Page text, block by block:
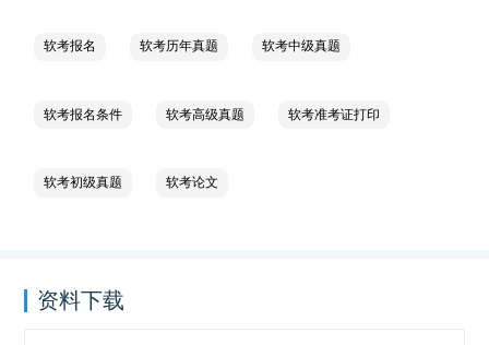
软考报名 软考历年真题 软考中级真题
软考报名条件 软考高级真题 软考准考证打印
软考初级真题 软考论文
资料下载